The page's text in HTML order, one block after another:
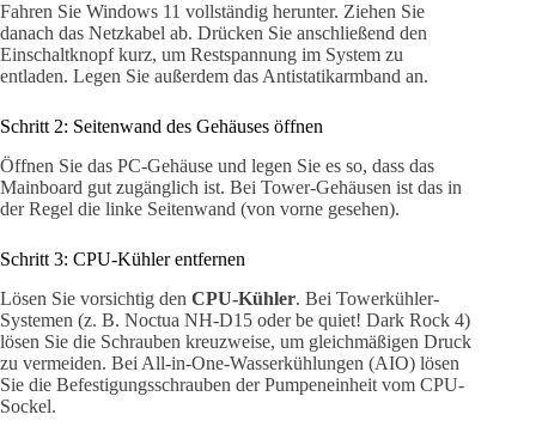
Fahren Sie Windows 11 vollständig herunter. Ziehen Sie
danach das Netzkabel ab. Drücken Sie anschließend den
Einschaltknopf kurz, um Restspannung im System zu
entladen. Legen Sie außerdem das Antistatikarmband an.
Schritt 2: Seitenwand des Gehäuses öffnen
Öffnen Sie das PC-Gehäuse und legen Sie es so, dass das
Mainboard gut zugänglich ist. Bei Tower-Gehäusen ist das in
der Regel die linke Seitenwand (von vorne gesehen).
Schritt 3: CPU-Kühler entfernen
Lösen Sie vorsichtig den CPU-Kühler. Bei Towerkühler-
Systemen (z. B. Noctua NH-D15 oder be quiet! Dark Rock 4)
lösen Sie die Schrauben kreuzweise, um gleichmäßigen Druck
zu vermeiden. Bei All-in-One-Wasserkühlungen (AIO) lösen
Sie die Befestigungsschrauben der Pumpeneinheit vom CPU-
Sockel.